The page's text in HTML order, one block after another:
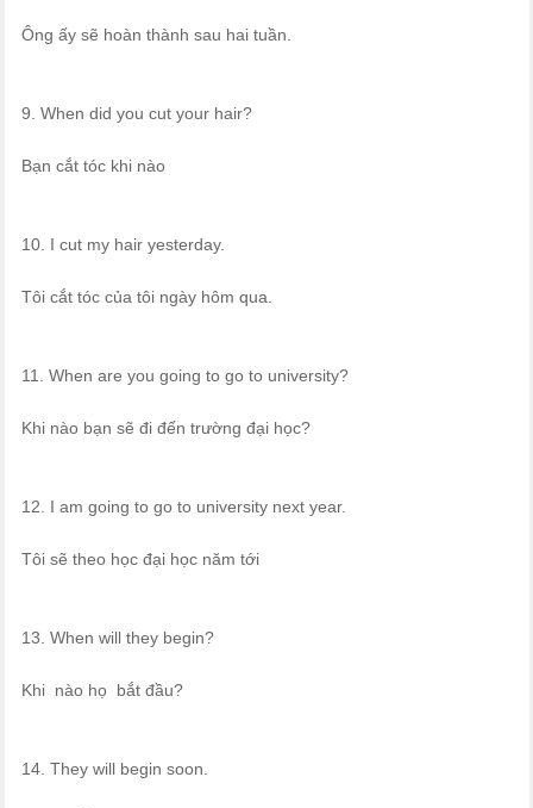
Ông ấy sẽ hoàn thành sau hai tuần.
9. When did you cut your hair?
Bạn cắt tóc khi nào
10. I cut my hair yesterday.
Tôi cắt tóc của tôi ngày hôm qua.
11. When are you going to go to university?
Khi nào bạn sẽ đi đến trường đại học?
12. I am going to go to university next year.
Tôi sẽ theo học đại học năm tới
13. When will they begin?
Khi nào họ bắt đầu?
14. They will begin soon.